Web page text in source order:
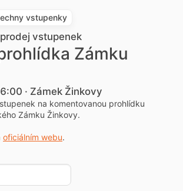
vstupenky
vstupenek
Zámku
· Zámek Žinkovy
na komentovanou prohlídku
Zámku Žinkovy.
oficiálním webu.